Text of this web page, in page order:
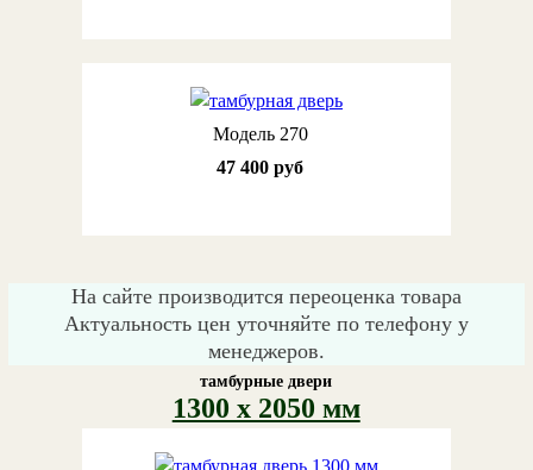
Модель 270
47 400 руб
На сайте производится переоценка товара
Актуальность цен уточняйте по телефону у
менеджеров.
тамбурные двери
1300 х 2050 мм